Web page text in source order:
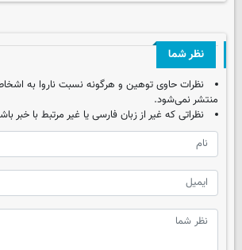
نظر شما
نظرات حاوی توهین و هرگونه نسبت ناروا به
منتشر نمی‌شود.
نظراتی که غیر از زبان فارسی یا غیر مرتبط با خبر